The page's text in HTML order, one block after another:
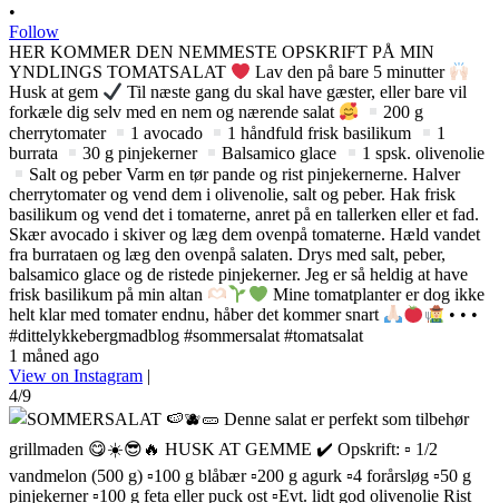
•
Follow
HER KOMMER DEN NEMMESTE OPSKRIFT PÅ MIN
YNDLINGS TOMATSALAT
Lav den på bare 5 minutter
Husk at gem
Til næste gang du skal have gæster, eller bare vil
forkæle dig selv med en nem og nærende salat
200 g
cherrytomater
1 avocado 1 håndfuld frisk basilikum
1
burrata
30 g pinjekerner Balsamico glace
1 spsk. olivenolie
Salt og peber Varm en tør pande og rist pinjekernerne. Halver
cherrytomater og vend dem i olivenolie, salt og peber. Hak frisk
basilikum og vend det i tomaterne, anret på en tallerken eller et fad.
Skær avocado i skiver og læg dem ovenpå tomaterne. Hæld vandet
fra burrataen og læg den ovenpå salaten. Drys med salt, peber,
balsamico glace og de ristede pinjekerner. Jeg er så heldig at have
frisk basilikum på min altan
Mine tomatplanter er dog ikke
helt klar med tomater endnu, håber det kommer snart
• • •
#dittelykkebergmadblog #sommersalat #tomatsalat
1 måned ago
View on Instagram |
4/9